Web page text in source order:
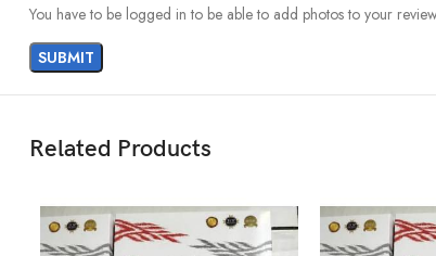
You have to be logged in to be able to add photos to your
Related Products